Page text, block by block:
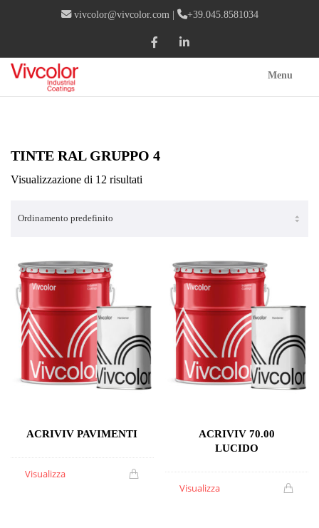
vivcolor@vivcolor.com | +39.045.8581034
Menu
TINTE RAL GRUPPO 4
Visualizzazione di 12 risultati
ACRIVIV PAVIMENTI
Visualizza
ACRIVIV 70.00
LUCIDO
Visualizza